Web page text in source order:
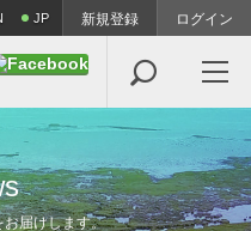
JP 新規登録 ログイン

s
お届けします。